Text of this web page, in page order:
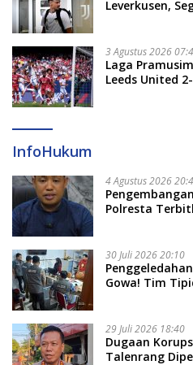
Leverkusen,
3 Agustus 2026
Laga
Leeds United
InfoHukum
4 Agustus 2026
Polresta
30 Juli 2026 20:10
Gowa! Tim
29 Juli 2026 18:40
Dugaan
Talenrang